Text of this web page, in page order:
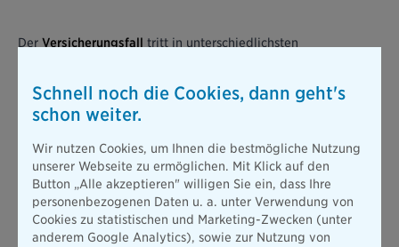
Der Versicherungsfall tritt in unterschiedlichsten
sein, ein Brandschaden am Eigenheim, das bereitgestellte
Startkapital für den Beginn einer Ausbildung oder die
Jede dieser Situationen, ob positiv oder negativ, wird durch
den Eintritt einesVersicherungsfalls gekennzeichnet. Bei
unerwünschten Ereignissen, wie beispielsweise einem Unfall,
informiert der Kunde in der Regel seinen Versicherer über den
eingetretenenVersicherungsfall. Denn es ist die Aufgabe des
Versicherers, im Falle einesVersicherungsfallsdie im Vertrag
Schnell noch die Cookies, dann geht's
schon weiter.
Wir nutzen Cookies, um Ihnen die bestmögliche Nutzung
unserer Webseite zu ermöglichen. Mit Klick auf den
Button „Alle akzeptieren" willigen Sie ein, dass Ihre
personenbezogenen Daten u. a. unter Verwendung von
Cookies zu statistischen und Marketing-Zwecken (unter
anderem Google Analytics), sowie zur Nutzung von